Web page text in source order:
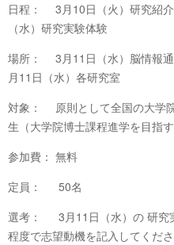
日程： 3月10日（火）研究紹
（水）研究実験体験
場所： 3月11日（水）脳情報
月11日（水）各研究室
対象： 原則として全国の大学
生（大学院博士課程進学を目指す
参加費： 無料
定員： 50名
選考： 3月11日（水）の 研究
程度で志望動機を記入してくださ